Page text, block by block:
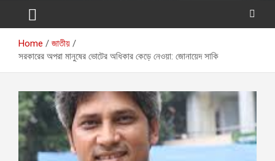
Home
জাতীয়
সরকারের অপরা মানুষের ভোটের অধিকার কেড়ে নেওয়া: জোনায়েদ সাকি